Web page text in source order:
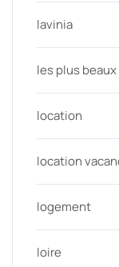
lavinia
les plus
location
location
logement
loire